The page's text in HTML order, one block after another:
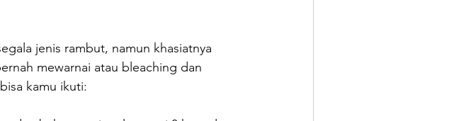
jenis rambut, namun khasiatnya
mewarnai atau bleaching dan
kamu ikuti: